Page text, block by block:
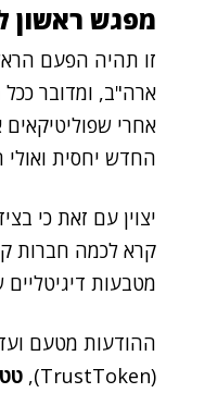
מפגש ראשון
זו תהיה הפעם
ארה"ב, ומדובר
אחרי
החדש יחסית
יצוין עם זאת כי
מטבעות
ההודעות מטעם
(TrustToken),